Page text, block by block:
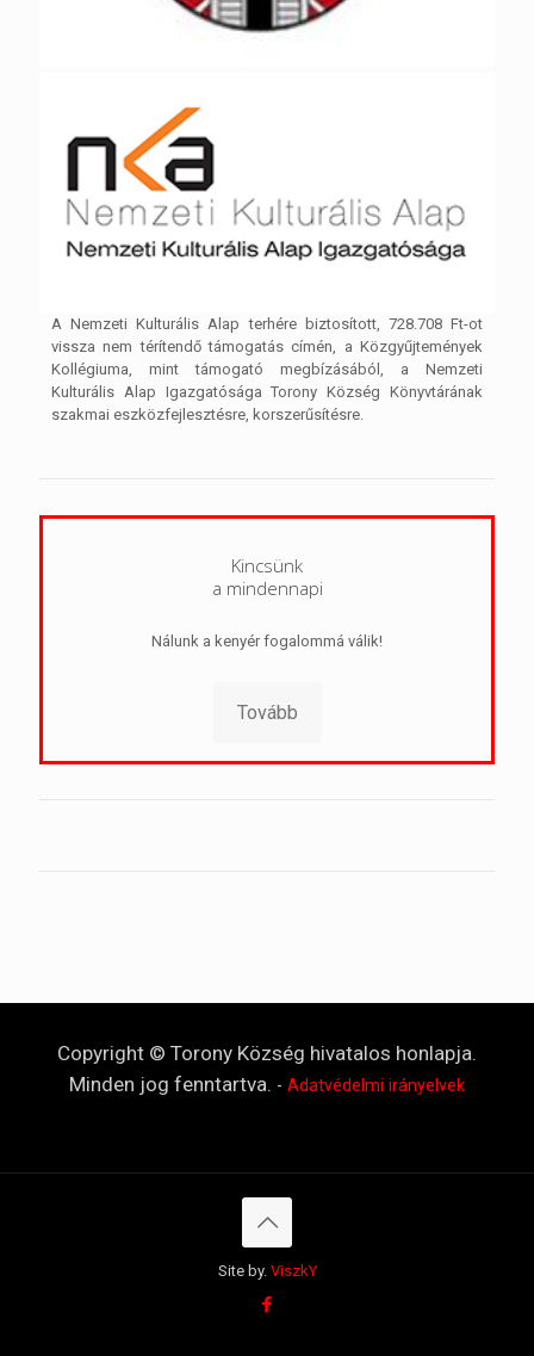
A Nemzeti Kulturális Alap terhére biztosított, 728.708 Ft-ot
vissza nem térítendő támogatás címén, a Közgyűjtemények
Kollégiuma, mint támogató megbízásából, a Nemzeti
Kulturális Alap Igazgatósága Torony Község Könyvtárának
szakmai eszközfejlesztésre, korszerűsítésre.
Kincsünk
a mindennapi
Nálunk a kenyér fogalommá válik!
Tovább
Copyright © Torony Község hivatalos honlapja.
Minden jog fenntartva. - Adatvédelmi irányelvek
Site by. ViszkY